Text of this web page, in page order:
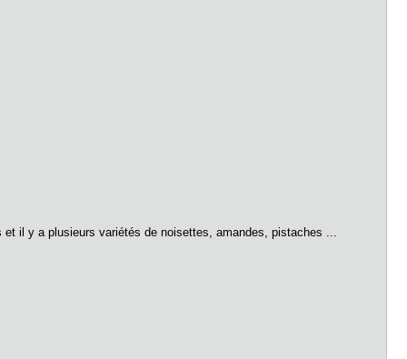
il y a plusieurs variétés de noisettes, amandes, pistaches ...